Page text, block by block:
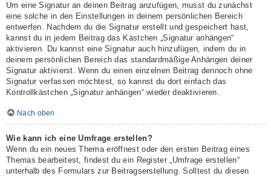
Um eine Signatur an deinen Beitrag anzufügen, musst du zunächst
eine solche in den Einstellungen in deinem persönlichen Bereich
entwerfen. Nachdem du die Signatur erstellt und gespeichert hast,
kannst du in jedem Beitrag das Kästchen „Signatur anhängen“
aktivieren. Du kannst eine Signatur auch hinzufügen, indem du in
deinem persönlichen Bereich das standardmäßige Anhängen deiner
Signatur aktivierst. Wenn du einen einzelnen Beitrag dennoch ohne
Signatur verfassen möchtest, so kannst du dort einfach das
Kontrollkästchen „Signatur anhängen“ wieder deaktivieren.
Nach oben
Wie kann ich eine Umfrage erstellen?
Wenn du ein neues Thema eröffnest oder den ersten Beitrag eines
Themas bearbeitest, findest du ein Register „Umfrage erstellen“
unterhalb des Formulars zur Beitragserstellung. Solltest du diesen